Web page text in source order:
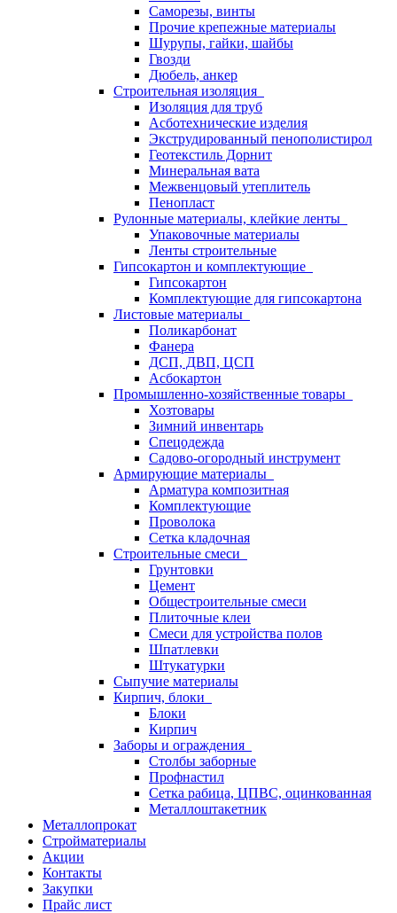
Саморезы, винты
Прочие крепежные материалы
Шурупы, гайки, шайбы
Гвозди
Дюбель, анкер
Строительная изоляция
Изоляция для труб
Асботехнические изделия
Экструдированный пенополистирол
Геотекстиль Дорнит
Минеральная вата
Межвенцовый утеплитель
Пенопласт
Рулонные материалы, клейкие ленты
Упаковочные материалы
Ленты строительные
Гипсокартон и комплектующие
Гипсокартон
Комплектующие для гипсокартона
Листовые материалы
Поликарбонат
Фанера
ДСП, ДВП, ЦСП
Асбокартон
Промышленно-хозяйственные товары
Хозтовары
Зимний инвентарь
Спецодежда
Садово-огородный инструмент
Армирующие материалы
Арматура композитная
Комплектующие
Проволока
Сетка кладочная
Строительные смеси
Грунтовки
Цемент
Общестроительные смеси
Плиточные клеи
Смеси для устройства полов
Шпатлевки
Штукатурки
Сыпучие материалы
Кирпич, блоки
Блоки
Кирпич
Заборы и ограждения
Столбы заборные
Профнастил
Сетка рабица, ЦПВС, оцинкованная
Металлоштакетник
Металлопрокат
Стройматериалы
Акции
Контакты
Закупки
Прайс лист